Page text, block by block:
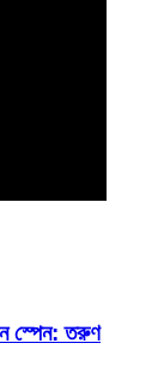
স্পেন: তরুণ